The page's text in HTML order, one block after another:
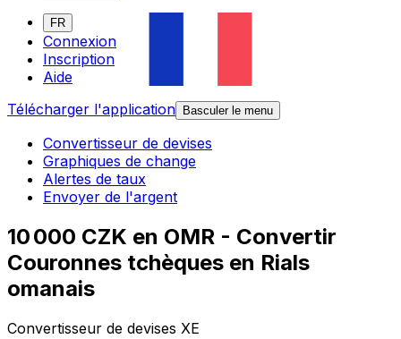
FR
Connexion
Inscription
Aide
Télécharger l'application
Basculer le menu
Convertisseur de devises
Graphiques de change
Alertes de taux
Envoyer de l'argent
10 000 CZK en OMR - Convertir
Couronnes tchèques en Rials
omanais
Convertisseur de devises XE